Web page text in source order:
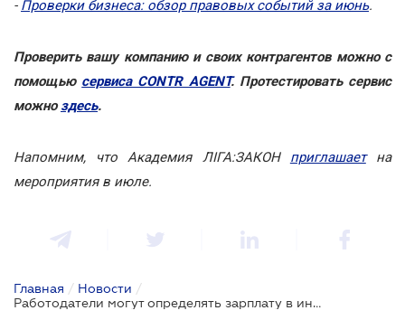
- Проверки бизнеса: обзор правовых событий за июнь.
Проверить вашу компанию и своих контрагентов можно с
помощью сервиса CONTR AGENT. Протестировать сервис
можноздесь.
Напомним, что Академия ЛІГА:ЗАКОН приглашаетна
мероприятия в июле.
Главная / Новости /
Работодатели могут определять зарплату в иностранной валюте: ВС